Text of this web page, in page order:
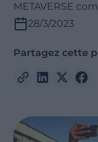
METAVERSE
28/3/2023
Partagez cette